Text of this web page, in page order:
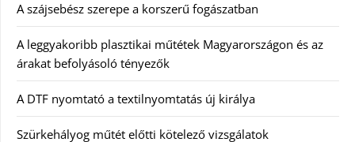
A szájsebész szerepe a korszerű fogászatban
A leggyakoribb plasztikai műtétek Magyarországon és az
árakat befolyásoló tényezők
A DTF nyomtató a textilnyomtatás új királya
Szürkehályog műtét előtti kötelező vizsgálatok